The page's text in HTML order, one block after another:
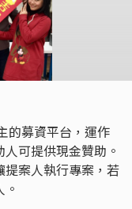
的募資平台，運作
可提供現金贊助。
案人執行專案，若